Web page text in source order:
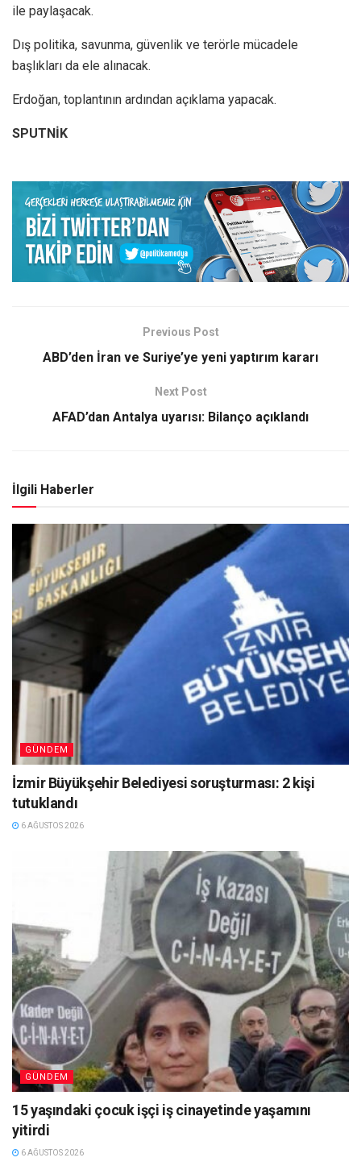
ile paylaşacak.
Dış politika, savunma, güvenlik ve terörle mücadele
başlıkları da ele alınacak.
Erdoğan, toplantının ardından açıklama yapacak.
SPUTNİK
Previous Post
ABD’den İran ve Suriye’ye yeni yaptırım kararı
Next Post
AFAD’dan Antalya uyarısı: Bilanço açıklandı
İlgili Haberler
GÜNDEM
İzmir Büyükşehir Belediyesi soruşturması: 2 kişi
tutuklandı
6 AĞUSTOS 2026
GÜNDEM
15 yaşındaki çocuk işçi iş cinayetinde yaşamını
yitirdi
6 AĞUSTOS 2026